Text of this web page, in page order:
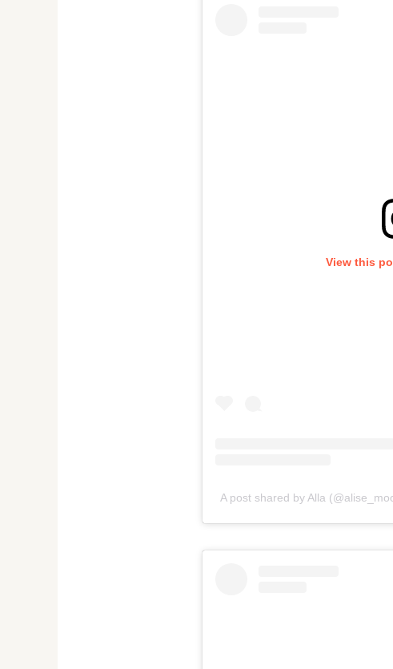
View this
A post shared by Alla